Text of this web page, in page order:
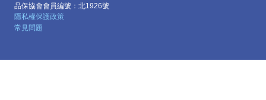
品保協會會員編號：北1926號
隱私權保護政策
常見問題